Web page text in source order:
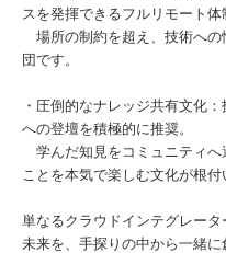
スを発揮できるフルリモート体
場所の制約を超え、技術への
団です。
・圧倒的なナレッジ共有文化
への登壇を積極的に推奨。
学んだ知見をコミュニティへ
ことを本気で楽しむ文化が根付
単なるクラウドインテグレー
未来を、手探りの中から一緒